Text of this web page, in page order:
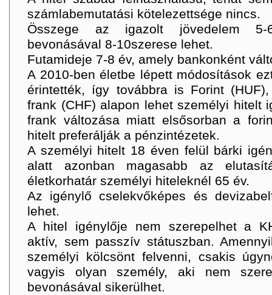
számlabemutatási kötelezettsége nincs.
Összege az igazolt jövedelem 5-
bevonásával 8-10szerese lehet.
Futamideje 7-8 év, amely bankonként
A 2010-ben életbe lépett módosítások
érintették, így továbbra is Forint
frank (CHF) alapon lehet személyi hitelt
frank változása miatt elsősorban a
hitelt preferálják a pénzintézetek.
A személyi hitelt 18 éven felül bárki
alatt azonban magasabb az
életkorhatár személyi hiteleknél 65 év.
Az igénylő cselekvőképes és
lehet.
A hitel igénylője nem szerepelhet a
aktív, sem passzív státuszban.
személyi kölcsönt felvenni, csakis
vagyis olyan személy, aki nem
bevonásával sikerülhet.